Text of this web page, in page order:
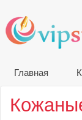
Главная